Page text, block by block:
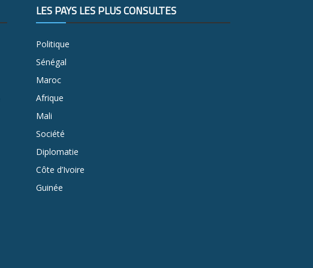
LES PAYS LES PLUS CONSULTÉS
Politique
Sénégal
Maroc
Afrique
Mali
Société
Diplomatie
Côte d’Ivoire
Guinée